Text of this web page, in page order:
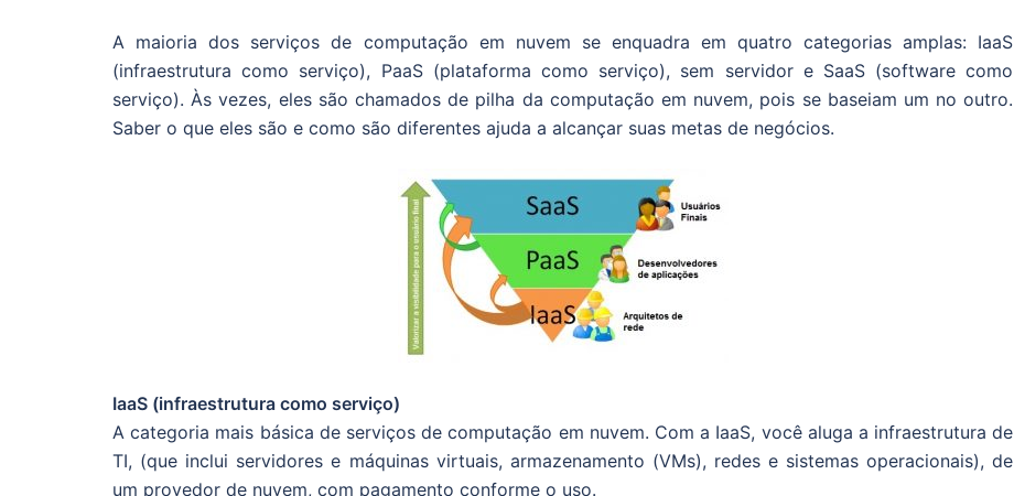
A maioria dos serviços de computação em nuvem se enquadra em quatro categorias amplas: IaaS
(infraestrutura como serviço), PaaS (plataforma como serviço), sem servidor e SaaS (software como
serviço). Às vezes, eles são chamados de pilha da computação em nuvem, pois se baseiam um no outro.
Saber o que eles são e como são diferentes ajuda a alcançar suas metas de negócios.
IaaS (infraestrutura como serviço)
A categoria mais básica de serviços de computação em nuvem. Com a IaaS, você aluga a infraestrutura de
TI, (que inclui servidores e máquinas virtuais, armazenamento (VMs), redes e sistemas operacionais), de
um provedor de nuvem, com pagamento conforme o uso.